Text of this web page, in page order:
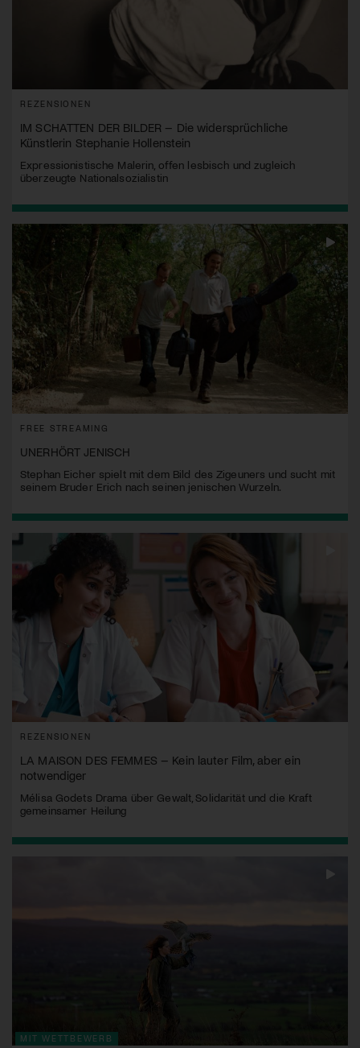
REZENSIONEN
IM SCHATTEN DER BILDER – Die widersprüchliche
Künstlerin Stephanie Hollenstein
Expressionistische Malerin, offen lesbisch und zugleich
überzeugte Nationalsozialistin
FREE STREAMING
UNERHÖRT JENISCH
Stephan Eicher spielt mit dem Bild des Zigeuners und sucht mit
seinem Bruder Erich nach seinen jenischen Wurzeln.
REZENSIONEN
LA MAISON DES FEMMES – Kein lauter Film, aber ein
notwendiger
Mélisa Godets Drama über Gewalt, Solidarität und die Kraft
gemeinsamer Heilung
MIT WETTBEWERB